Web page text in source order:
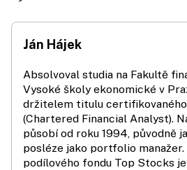
Ján Hájek
Absolvoval studia na Fakultě
Vysoké školy ekonomické v
držitelem titulu certifikovaného
(Chartered Financial Analyst).
působí od roku 1994, původně
posléze jako portfolio manažer.
podílového fondu Top Stocks